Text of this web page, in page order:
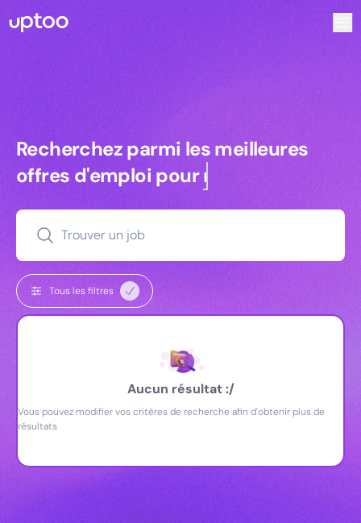
Recherchez parmi les meilleures
Recherchez parmi les meilleures
offres d'emploi pourcommerciaux
Trouver un job
Tous les filtres
Aucun résultat :/
Vous pouvez modifier vos critères de recherche afin d'obtenir plus de
résultats